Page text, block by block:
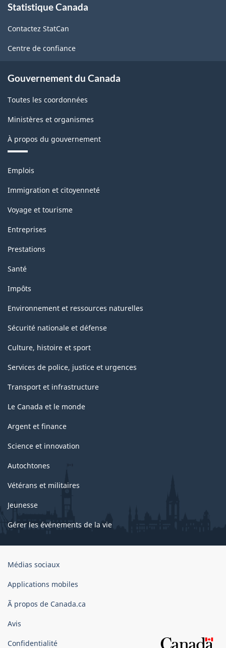
propos
ce
site
Statistique Canada
Contactez StatCan
Centre de confiance
Gouvernement du Canada
Toutes les coordonnées
Ministères et organismes
À propos du gouvernement
Thèmes
sujets
Emplois
Immigration et citoyenneté
Voyage et tourisme
Entreprises
Prestations
Santé
Impôts
Environnement et ressources naturelles
Sécurité nationale et défense
Culture, histoire et sport
Services de police, justice et urgences
Transport et infrastructure
Le Canada et le monde
Argent et finance
Science et innovation
Autochtones
Vétérans et militaires
Jeunesse
Gérer les événements de la vie
Organisation
gouvernement
Canada
Médias sociaux
Applications mobiles
Ã propos de Canada.ca
Avis
Confidentialité